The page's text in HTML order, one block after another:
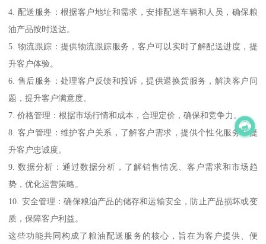
4. 配送服务：根据客户地址和需求，安排配送车辆和人员，确保粮
油产品按时送达。
5. 物流跟踪：提供物流跟踪服务，客户可以实时了解配送进度，提
升客户体验。
6. 售后服务：处理客户反馈和投诉，提供退换货服务，解决客户问
题，提升客户满意度。
7. 价格管理：根据市场行情和成本，合理定价，确保和竞争力。
8. 客户管理：维护客户关系，了解客户需求，提供个性化服务，提
升客户忠诚度。
9. 数据分析：通过数据分析，了解销售情况、客户需求和市场趋
势，优化运营策略。
10. 安全管理：确保粮油产品的储存和运输安全，防止产品损坏或变
质，保障客户利益。
这些功能共同构成了粮油配送服务的核心，旨在为客户提供、便